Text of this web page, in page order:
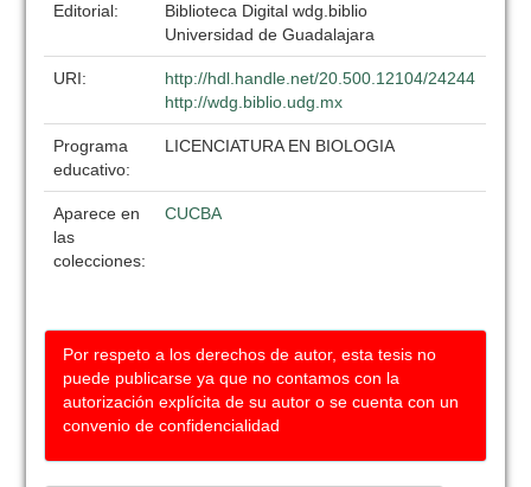
Editorial:
Biblioteca Digital wdg.biblio
Universidad de Guadalajara
URI:
http://hdl.handle.net/20.500.12104/24244
http://wdg.biblio.udg.mx
Programa
educativo:
LICENCIATURA EN BIOLOGIA
Aparece en
las
colecciones:
CUCBA
Por respeto a los derechos de autor, esta tesis no
puede publicarse ya que no contamos con la
autorización explícita de su autor o se cuenta con un
convenio de confidencialidad